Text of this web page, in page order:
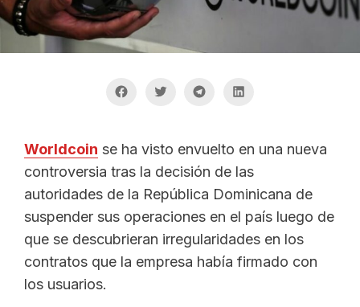
Worldcoin se ha visto envuelto en una nueva
controversia tras la decisión de las
autoridades de la República Dominicana de
suspender sus operaciones en el país luego de
que se descubrieran irregularidades en los
contratos que la empresa había firmado con
los usuarios.